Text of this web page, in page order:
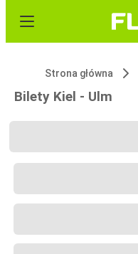
Strona główna
Bilety Kiel - Ulm